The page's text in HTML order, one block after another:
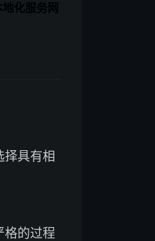
地化服务网
择具有相
格的过程